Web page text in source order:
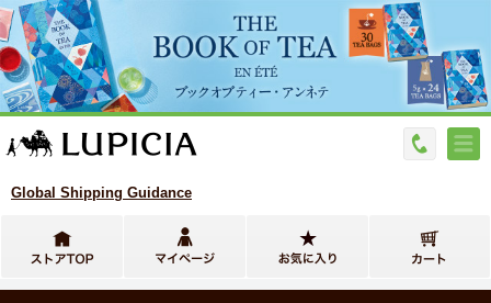
Global Shipping Guidance